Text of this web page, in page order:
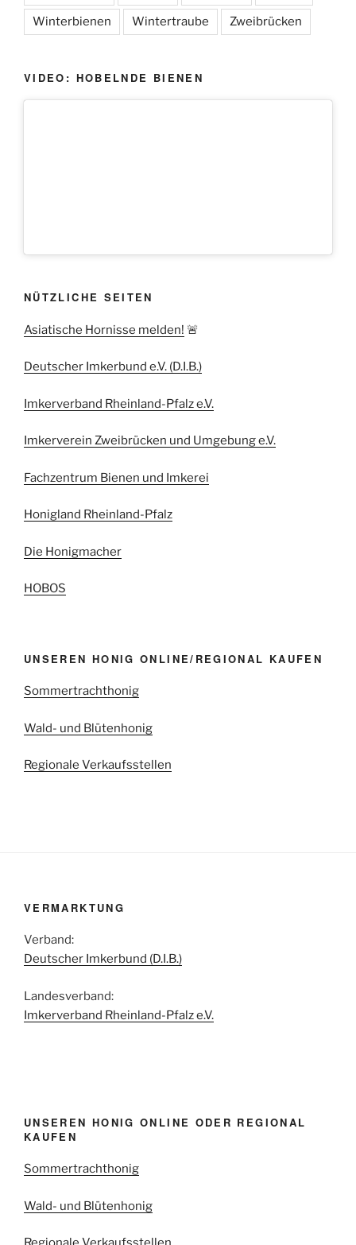
Winterbienen Wintertraube Zweibrücken
VIDEO: HOBELNDE BIENEN
NÜTZLICHE SEITEN
Asiatische Hornisse melden! 🚨
Deutscher Imkerbund e.V. (D.I.B.)
Imkerverband Rheinland-Pfalz e.V.
Imkerverein Zweibrücken und Umgebung e.V.
Fachzentrum Bienen und Imkerei
Honigland Rheinland-Pfalz
Die Honigmacher
HOBOS
UNSEREN HONIG ONLINE/REGIONAL KAUFEN
Sommertrachthonig
Wald- und Blütenhonig
Regionale Verkaufsstellen
VERMARKTUNG
Verband:
Deutscher Imkerbund (D.I.B.)
Landesverband:
Imkerverband Rheinland-Pfalz e.V.
UNSEREN HONIG ONLINE ODER REGIONAL
KAUFEN
Sommertrachthonig
Wald- und Blütenhonig